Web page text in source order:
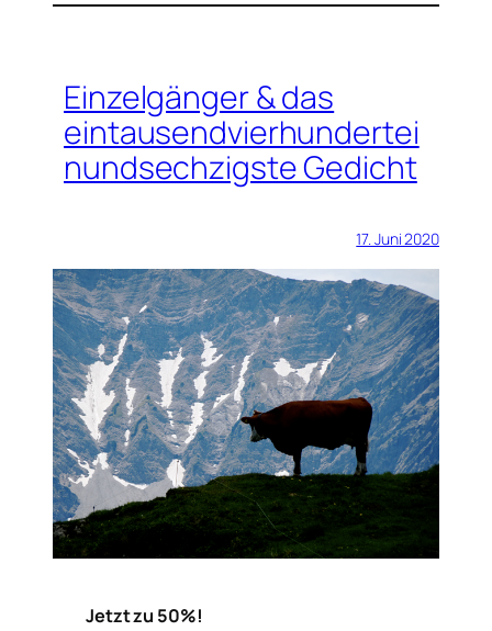
Einzelgänger & das
eintausendvierhundertei
nundsechzigste Gedicht
17. Juni 2020
Jetzt zu 50%!